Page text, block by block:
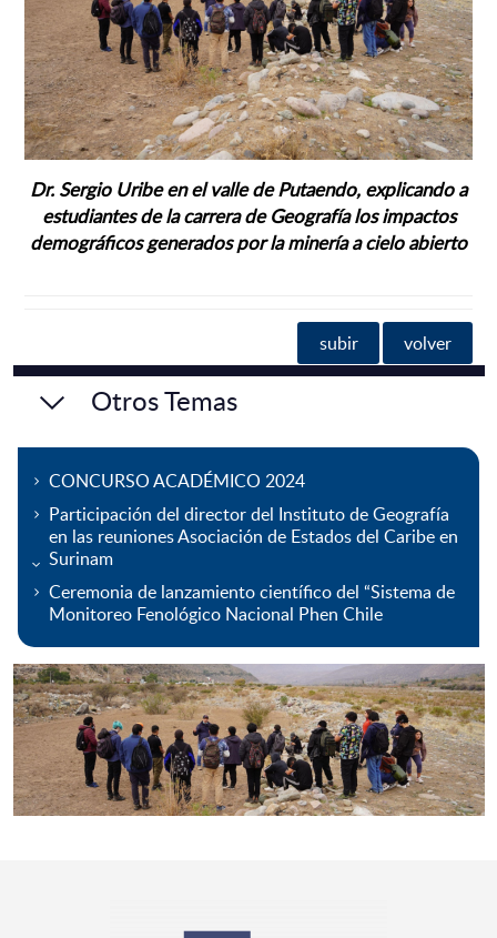
Dr. Sergio Uribe en el valle de Putaendo, explicando a
estudiantes de la carrera deGeografía los impactos
demográficos generados por la minería a cielo abierto
subir volver
Otros Temas
CONCURSO ACADÉMICO 2024
Participación del director del Instituto de Geografía
en las reuniones Asociación de Estados del Caribe en
Surinam
Ceremonia de lanzamiento científico del “Sistema de
Monitoreo Fenológico Nacional Phen Chile